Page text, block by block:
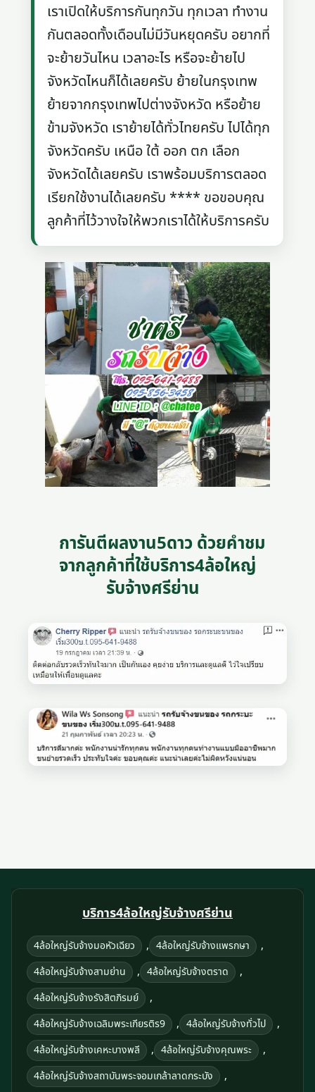
เราเปิดให้บริการกันทุกวัน ทุกเวลา ทำงาน
กันตลอดทั้งเดือนไม่มีวันหยุดครับ อยากที่
จะย้ายวันไหน เวลาอะไร หรือจะย้ายไป
จังหวัดไหนก็ได้เลยครับ ย้ายในกรุงเทพ
ย้ายจากกรุงเทพไปต่างจังหวัด หรือย้าย
ข้ามจังหวัด เราย้ายได้ทั่วไทยครับ ไปได้ทุก
จังหวัดครับ เหนือ ใต้ ออก ตก เลือก
จังหวัดได้เลยครับ เราพร้อมบริการตลอด
เรียกใช้งานได้เลยครับ **** ขอขอบคุณ
ลูกค้าที่ไว้วางใจให้พวกเราได้ให้บริการครับ
การันตีผลงาน5ดาว ด้วยคำชม
จากลูกค้าที่ใช้บริการ4ล้อใหญ่
รับจ้างศรีย่าน
บริการ4ล้อใหญ่รับจ้างศรีย่าน
4ล้อใหญ่รับจ้างมอหัวเฉียว , 4ล้อใหญ่รับจ้างแพรกษา ,
4ล้อใหญ่รับจ้างสามย่าน , 4ล้อใหญ่รับจ้างตราด ,
4ล้อใหญ่รับจ้างรังสิตภิรมย์ ,
4ล้อใหญ่รับจ้างเฉลิมพระเกียรติร9 , 4ล้อใหญ่รับจ้างทั่วไป ,
4ล้อใหญ่รับจ้างเคหะบางพลี , 4ล้อใหญ่รับจ้างคุณพระ ,
4ล้อใหญ่รับจ้างสถาบันพระจอมเกล้าลาดกระบัง ,